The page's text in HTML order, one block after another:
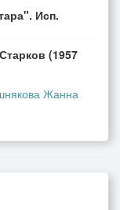
Исп.
(1957
Жанна